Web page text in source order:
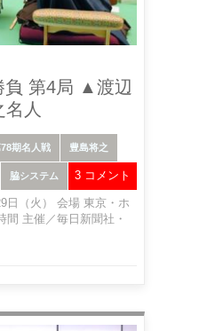
負 第4局 ▲渡辺
人
期名人戦 豊島将之
脇システム 3 コメント
日（火） 会場 東京・ホ
間 主催／毎日新聞社・